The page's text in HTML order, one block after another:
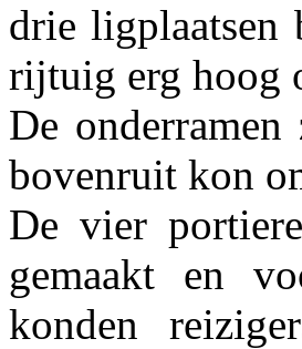
drie ligplaatsen
rijtuig erg hoog
De
bovenruit kon
De vier
gemaakt en
konden